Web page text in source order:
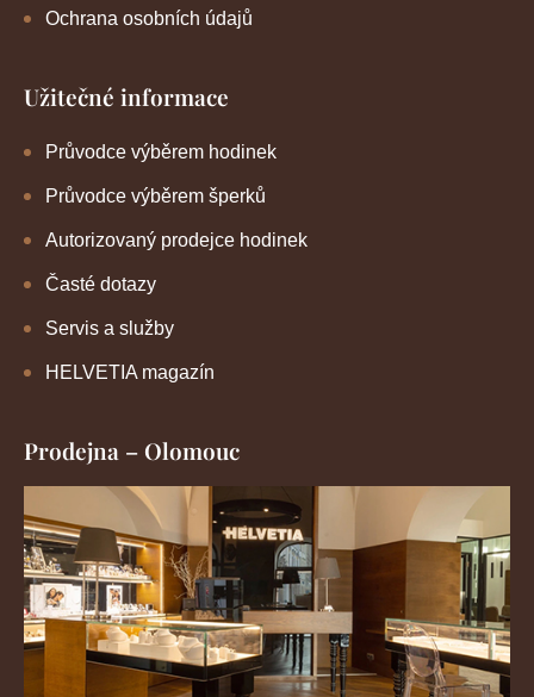
Ochrana osobních údajů
Užitečné informace
Průvodce výběrem hodinek
Průvodce výběrem šperků
Autorizovaný prodejce hodinek
Časté dotazy
Servis a služby
HELVETIA magazín
Prodejna – Olomouc